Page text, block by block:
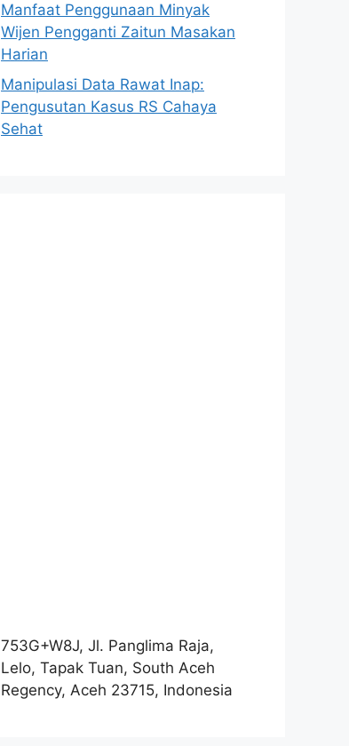
Manfaat Penggunaan Minyak
Wijen Pengganti Zaitun Masakan
Harian
Manipulasi Data Rawat Inap:
Pengusutan Kasus RS Cahaya
Sehat
753G+W8J, Jl. Panglima Raja,
Lelo, Tapak Tuan, South Aceh
Regency, Aceh 23715, Indonesia